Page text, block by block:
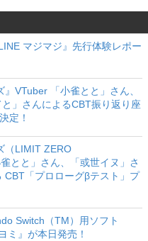
マジマジ』先行体験レポー
』VTuber 「小雀とと」さん、
と」さんによるCBT振り返り座
定！
（LIMIT ZERO
とと」さん、「或世イヌ」さ
CBT「プロローグβテスト」プ
Switch（TM）用ソフト
ミ』が本日発売！